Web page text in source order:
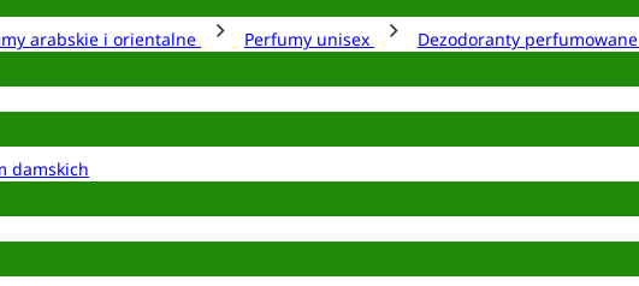
arabskie i orientalne Perfumy unisex
Dezodoranty perfumowane
damskich